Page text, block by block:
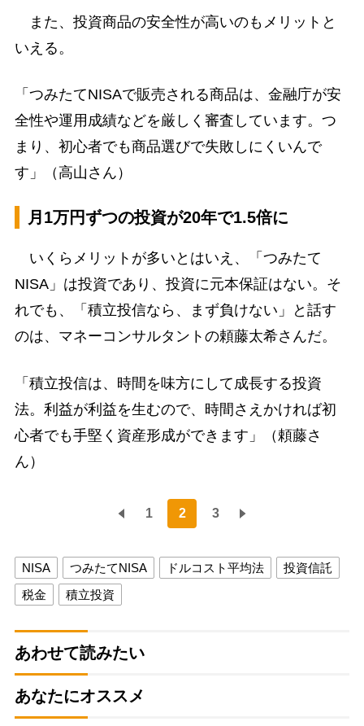
また、投資商品の安全性が高いのもメリットと
いえる。
「つみたてNISAで販売される商品は、金融庁が安
全性や運用成績などを厳しく審査しています。つ
まり、初心者でも商品選びで失敗しにくいんで
す」（高山さん）
月1万円ずつの投資が20年で1.5倍に
いくらメリットが多いとはいえ、「つみたて
NISA」は投資であり、投資に元本保証はない。そ
れでも、「積立投信なら、まず負けない」と話す
のは、マネーコンサルタントの頼藤太希さんだ。
「積立投信は、時間を味方にして成長する投資
法。利益が利益を生むので、時間さえかければ初
心者でも手堅く資産形成ができます」（頼藤さ
ん）
1 2 3
NISA つみたてNISA ドルコスト平均法
投資信託
税金
積立投資
あわせて読みたい
あなたにオススメ